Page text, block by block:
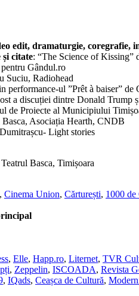
edit, dramaturgie, coregrafie,
și citate: “The Science of Kissing”
Gândul.ro
Suciu, Radiohead
performance-ul ”Prêt à baiser”
a discuției dintre Donald Trump
de Proiecte al Municipiului
Basca, Asociația Hearth, CNDB
Light stories
Basca, Timișoara
, Cinema Union, Cărturești, 1000
, Elle, Happ.ro, Liternet, TVR
, Zeppelin, ISCOADA, Revista
, IQads, Ceașca de Cultură,